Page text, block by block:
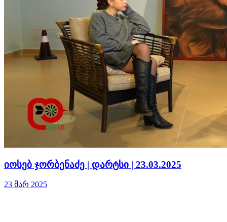
იოსებ ჯორბენაძე | დარტსი | 23.03.2025
23 მარ 2025